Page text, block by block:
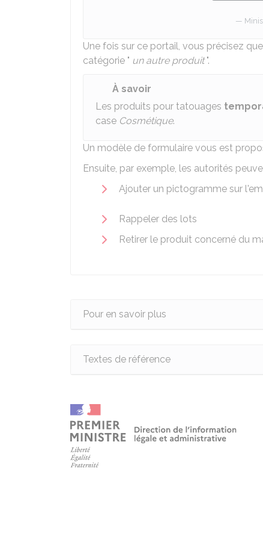
Une fois sur ce portail, vous précisez
catégorie " un autre produit".
À savoir
Les produits pour tatouages
case Cosmétique.
Un modèle de formulaire vous est
Ensuite, par exemple, les autorités
Ajouter un pictogramme sur
Rappeler des lots
Retirer le produit concerné du
Pour en savoir plus
Textes de référence